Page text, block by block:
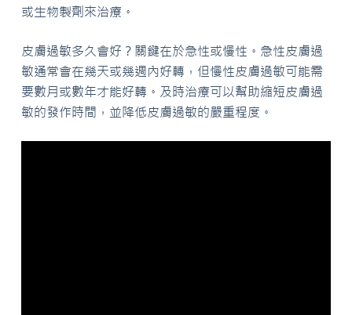
或生物製劑來治療。
皮膚過敏多久會好？關鍵在於急性或慢性。急性皮膚過
敏通常會在幾天或幾週內好轉，但慢性皮膚過敏可能需
要數月或數年才能好轉。及時治療可以幫助縮短皮膚過
敏的發作時間，並降低皮膚過敏的嚴重程度。